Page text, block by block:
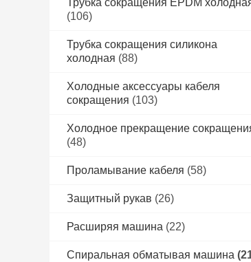
Трубка сокращения EPDM
(106)
Трубка сокращения силикона
холодная (88)
Холодные аксессуары кабеля
сокращения (103)
Холодное прекращение
(48)
Проламывание кабеля (58)
Защитный рукав (26)
Расширяя машина (22)
Спиральная обматывая машина